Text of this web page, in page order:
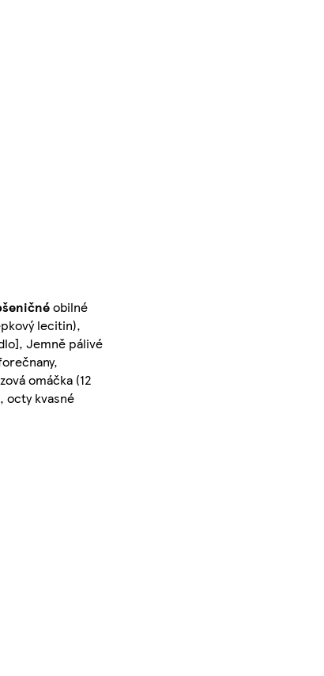
obilné
lecitin),
Jemně pálivé
omáčka (12
octy kvasné